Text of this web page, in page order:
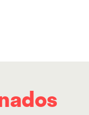
ciego.
de un día